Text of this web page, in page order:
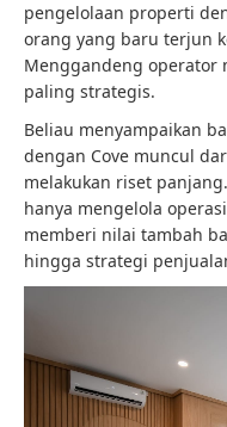
pengelolaan properti
orang yang baru terjun
Menggandeng operator
paling strategis.
Beliau menyampaikan
dengan Cove muncul
melakukan riset
hanya mengelola
memberi nilai tambah
hingga strategi